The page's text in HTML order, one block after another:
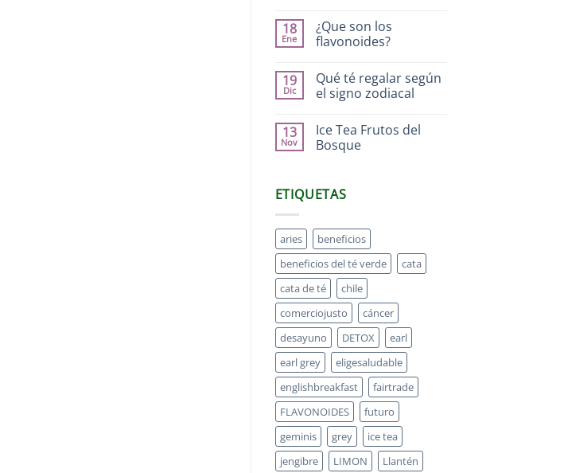
18
Ene
¿Que son los
flavonoides?
19
Dic
Qué té regalar según
el signo zodiacal
13
Nov
Ice Tea Frutos del
Bosque
ETIQUETAS
aries
beneficios
beneficios del té verde
cata
cata de té
chile
comerciojusto
cáncer
desayuno
DETOX
earl
earl grey
eligesaludable
englishbreakfast
fairtrade
FLAVONOIDES
futuro
geminis
grey
ice tea
jengibre
LIMON
Llantén